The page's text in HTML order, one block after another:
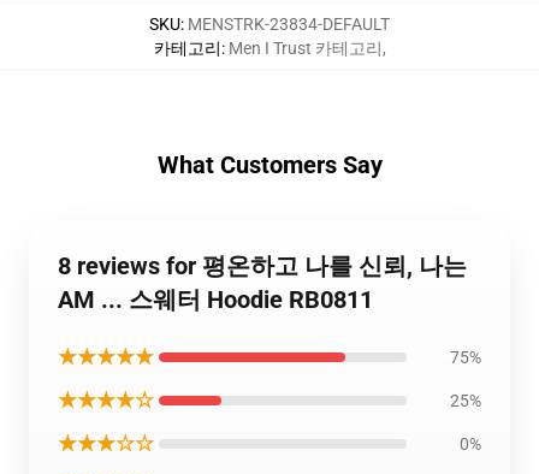
SKU: MENSTRK-23834-DEFAULT
카테고리: Men I Trust 카테고리,
What Customers Say
8 reviews for 평온하고 나를 신뢰, 나는
AM ... 스웨터 Hoodie RB0811
★★★★★ 75%
★★★★☆ 25%
★★★☆☆ 0%